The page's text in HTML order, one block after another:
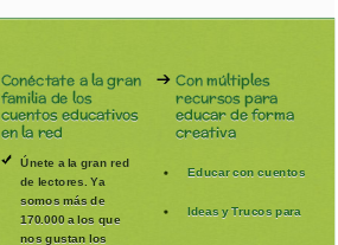
Conéctate a la gran
familia de los
cuentos educativos
en la red
Únete a la gran red
de lectores. Ya
somos más de
170.000 a los que
nos gustan los
Con múltiples
recursos para
educar de forma
creativa
Educar con cuentos
Ideas y Trucos para